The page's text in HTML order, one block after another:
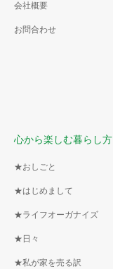
会社概要
お問合わせ
心から楽しむ暮らし方
★おしごと
★はじめまして
★ライフオーガナイズ
★日々
★私が家を売る訳